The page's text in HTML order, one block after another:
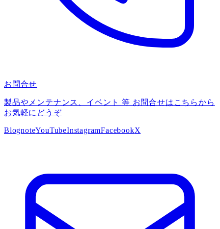
お問合せ
製品やメンテナンス、イベント 等 お問合せはこちらから
お気軽にどうぞ
BlognoteYouTubeInstagramFacebookX